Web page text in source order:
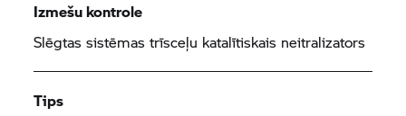
Izmešu kontrole
Slēgtas sistēmas trīsceļu katalītiskais neitralizators
Tips